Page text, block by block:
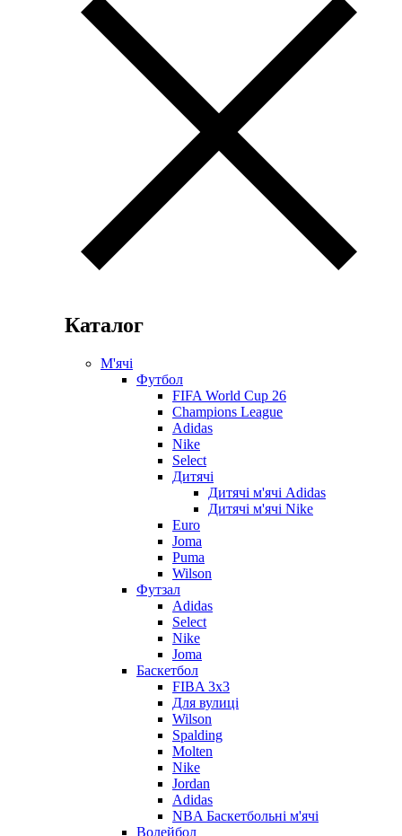
Каталог
М'ячі
Футбол
FIFA World Cup 26
Champions League
Adidas
Nike
Select
Дитячі
Дитячі м'ячі Adidas
Дитячі м'ячі Nike
Euro
Joma
Puma
Wilson
Футзал
Adidas
Select
Nike
Joma
Баскетбол
FIBA 3x3
Для вулиці
Wilson
Spalding
Molten
Nike
Jordan
Adidas
NBA Баскетбольні м'ячі
Волейбол